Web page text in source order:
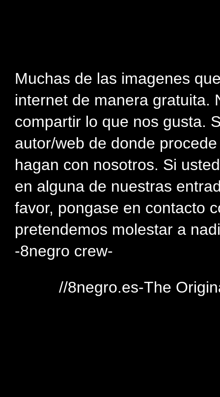
Muchas de las imagenes
internet de manera gratuita.
compartir lo que nos gusta.
autor/web de donde
hagan con nosotros. Si
en alguna de nuestras
favor, pongase en contacto
pretendemos molestar a
-8negro crew-
//8negro.es-The